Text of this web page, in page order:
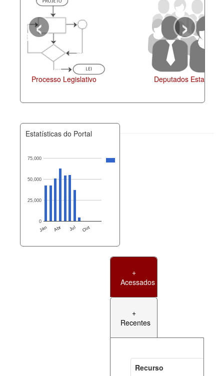
Legislativo Deputados Estaduais Agenda
‹ ›
Estatísticas do Portal
Jan Abr Jul Out
0
25,000
50,000
75,000
+
Acessados
+
Recentes
Recurso